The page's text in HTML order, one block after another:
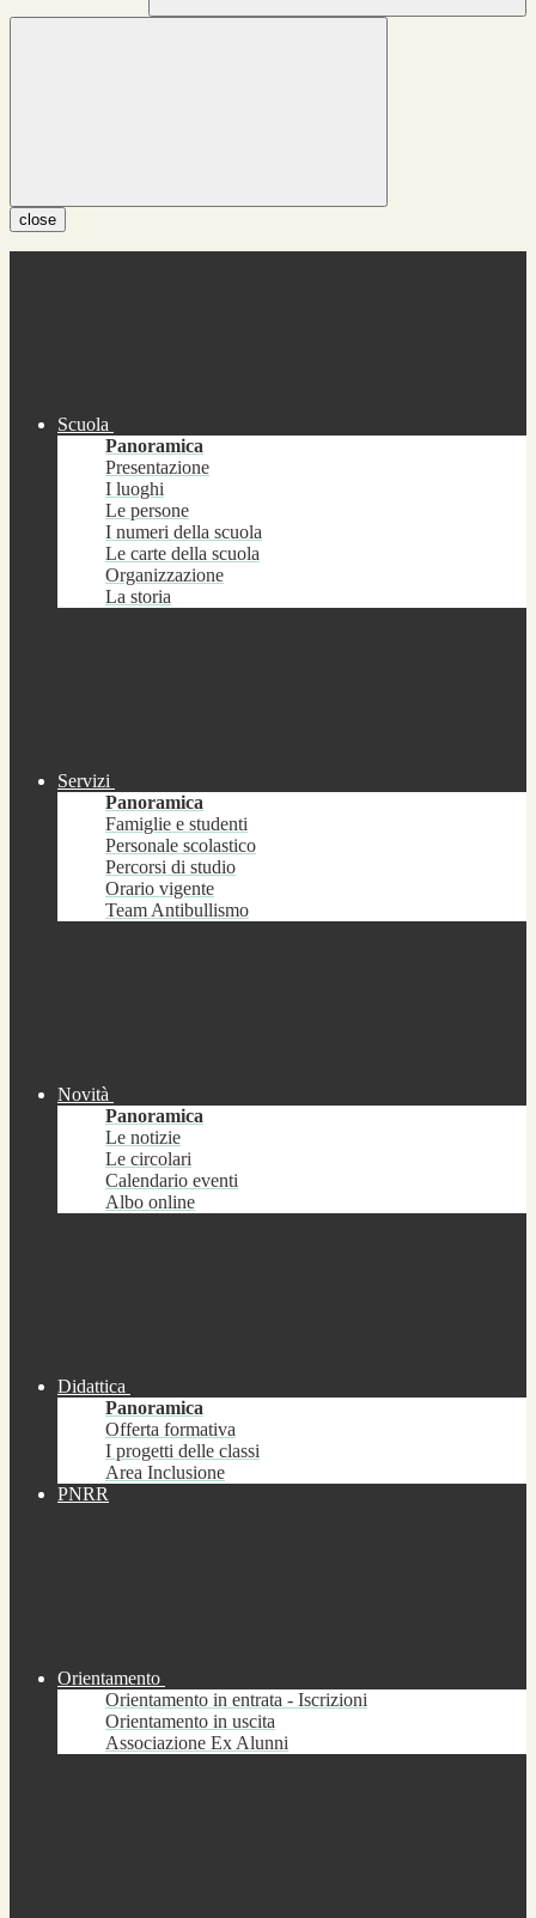
close
Scuola
Panoramica
Presentazione
I luoghi
Le persone
I numeri della scuola
Le carte della scuola
Organizzazione
La storia
Servizi
Panoramica
Famiglie e studenti
Personale scolastico
Percorsi di studio
Orario vigente
Team Antibullismo
Novità
Panoramica
Le notizie
Le circolari
Calendario eventi
Albo online
Didattica
Panoramica
Offerta formativa
I progetti delle classi
Area Inclusione
PNRR
Orientamento
Orientamento in entrata - Iscrizioni
Orientamento in uscita
Associazione Ex Alunni